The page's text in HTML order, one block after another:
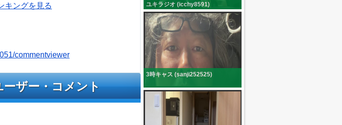
キングを見る
commentviewer
ザー・コメント
ユキラジオ (icchy8591)
3時キャス (sanji252525)